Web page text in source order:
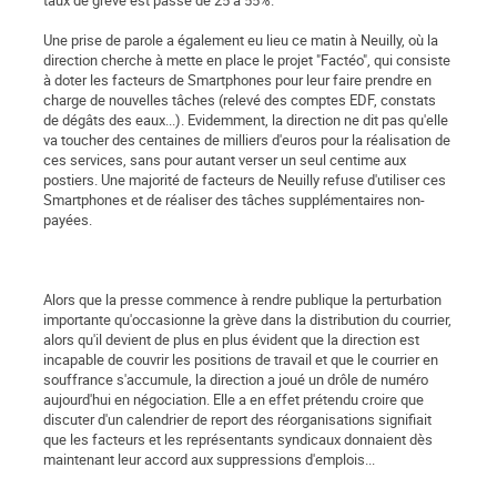
Une prise de parole a également eu lieu ce matin à Neuilly, où la
direction cherche à mette en place le projet "Factéo", qui consiste
à doter les facteurs de Smartphones pour leur faire prendre en
charge de nouvelles tâches (relevé des comptes EDF, constats
de dégâts des eaux...). Evidemment, la direction ne dit pas qu'elle
va toucher des centaines de milliers d'euros pour la réalisation de
ces services, sans pour autant verser un seul centime aux
postiers. Une majorité de facteurs de Neuilly refuse d'utiliser ces
Smartphones et de réaliser des tâches supplémentaires non-
payées.
Alors que la presse commence à rendre publique la perturbation
importante qu'occasionne la grève dans la distribution du courrier,
alors qu'il devient de plus en plus évident que la direction est
incapable de couvrir les positions de travail et que le courrier en
souffrance s'accumule, la direction a joué un drôle de numéro
aujourd'hui en négociation. Elle a en effet prétendu croire que
discuter d'un calendrier de report des réorganisations signifiait
que les facteurs et les représentants syndicaux donnaient dès
maintenant leur accord aux suppressions d'emplois...